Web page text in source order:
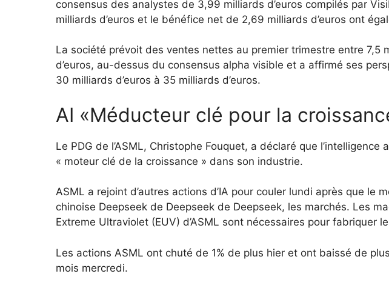
consensus des analystes de 3,99 milliards d’euros compilés par
milliards d’euros et le bénéfice net de 2,69 milliards d’euros ont
La société prévoit des ventes nettes au premier trimestre entre 7,5
d’euros, au-dessus du consensus alpha visible et a affirmé ses
30 milliards d’euros à 35 milliards d’euros.
AI «Méducteur clé pour la
Le PDG de l’ASML, Christophe Fouquet, a déclaré que l’intelligence
« moteur clé de la croissance » dans son industrie.
ASML a rejoint d’autres actions d’IA pour couler lundi après que le
chinoise Deepseek de Deepseek de Deepseek, les marchés. Les
Extreme Ultraviolet (EUV) d’ASML sont nécessaires pour fabriquer
Les actions ASML ont chuté de 1% de plus hier et ont baissé de
mois mercredi.